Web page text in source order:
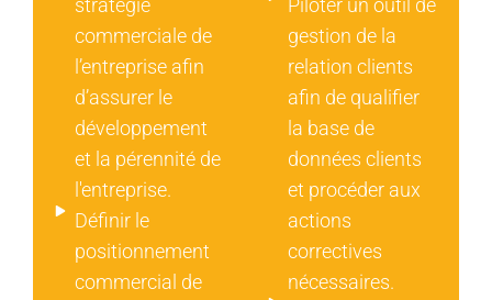
stratégie
commerciale de
l’entreprise afin
d’assurer le
développement
et la pérennité de
l'entreprise.
Définir le
positionnement
commercial de
Piloter un outil de
gestion de la
relation clients
afin de qualifier
la base de
données clients
et procéder aux
actions
correctives
nécessaires.